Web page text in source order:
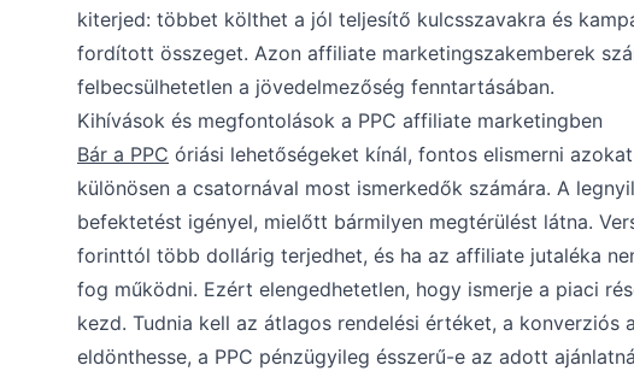
kiterjed: többet költhet a jól teljesítő kulcsszavakra és
fordított összeget. Azon affiliate marketingszakemberek
felbecsülhetetlen a jövedelmezőség fenntartásában.
Kihívások és megfontolások a PPC affiliate marketingben
Bár a PPC óriási lehetőségeket kínál, fontos elismerni
különösen a csatornával most ismerkedők számára. A
befektetést igényel, mielőtt bármilyen megtérülést látna.
forinttól több dollárig terjedhet, és ha az affiliate jutaléka
fog működni. Ezért elengedhetetlen, hogy ismerje a piaci
kezd. Tudnia kell az átlagos rendelési értéket, a
eldönthesse, a PPC pénzügyileg ésszerű-e az adott